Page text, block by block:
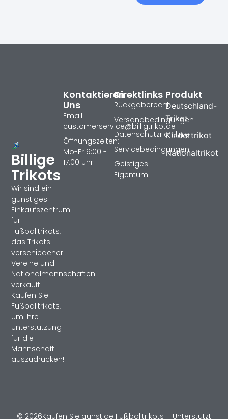
Billige
Trikots
Wir sind ein
günstiges
Einkaufszentrum
für
Fußballtrikots,
das Trikots
verschiedener
Vereine und
Nationalmannschaften
verkauft.
Kaufen Sie
Fußballtrikots,
um Ihre
Unterstützung
für die
Mannschaft
auszudrücken!
Produkt
Deutschland-
Trikot
Kindertrikot
Nationaltrikot
Direktlinks
Rückgaberecht
Versandbedingungen
Datenschutzrichtlinie
Servicebedingungen
Geistiges
Eigentum
Kontaktieren
Uns
Email:
customerservice@billigtrikotde
Öffnungszeiten:
Mo-Fr 9:00 -
17:00 Uhr
© 2026Kaufen Sie günstige Fußballtrikots – Unterstützt